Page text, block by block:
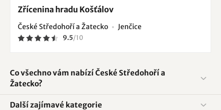
Zřícenina hradu Košťálov
České Středohoří a Žatecko Jenčice
9.5/10
Co všechno vám nabízí České Středohoří a
Žatecko?
Další zajímavé kategorie